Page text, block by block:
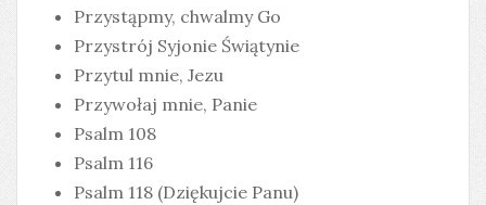
Przystąpmy, chwalmy Go
Przystrój Syjonie Świątynie
Przytul mnie, Jezu
Przywołaj mnie, Panie
Psalm 108
Psalm 116
Psalm 118 (Dziękujcie Panu)